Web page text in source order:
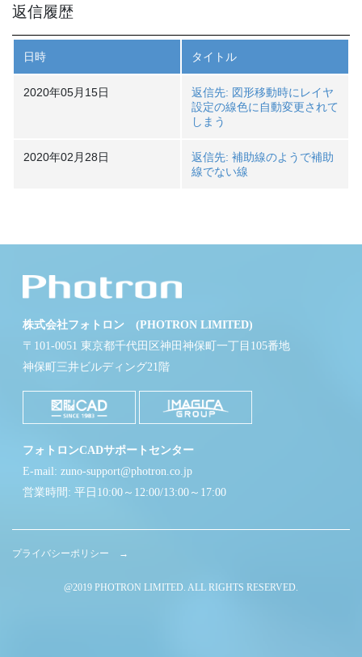
返信履歴
日時 タイトル
2020年05月15日
返信先: 図形移動時にレイヤ
設定の線色に自動変更されて
しまう
2020年02月28日
返信先: 補助線のようで補助
線でない線
株式会社フォトロン (PHOTRON LIMITED)
〒101-0051 東京都千代田区神田神保町一丁目105番地
神保町三井ビルディング21階
フォトロンCADサポートセンター
E-mail: zuno-support@photron.co.jp
営業時間: 平日10:00～12:00/13:00～17:00
プライバシーポリシー →
@2019 PHOTRON LIMITED. ALL RIGHTS RESERVED.